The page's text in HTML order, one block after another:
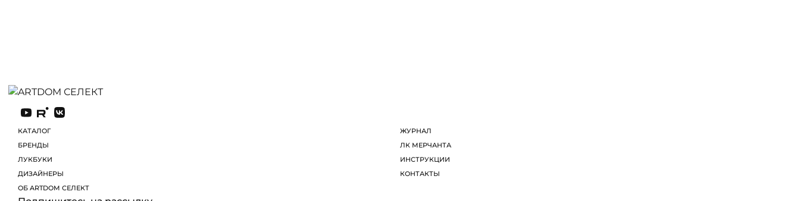
КАТАЛОГ
БРЕНДЫ
ЛУКБУКИ
Подпишитесь на рассылку
Регулярно отправляем самые интересные новинки